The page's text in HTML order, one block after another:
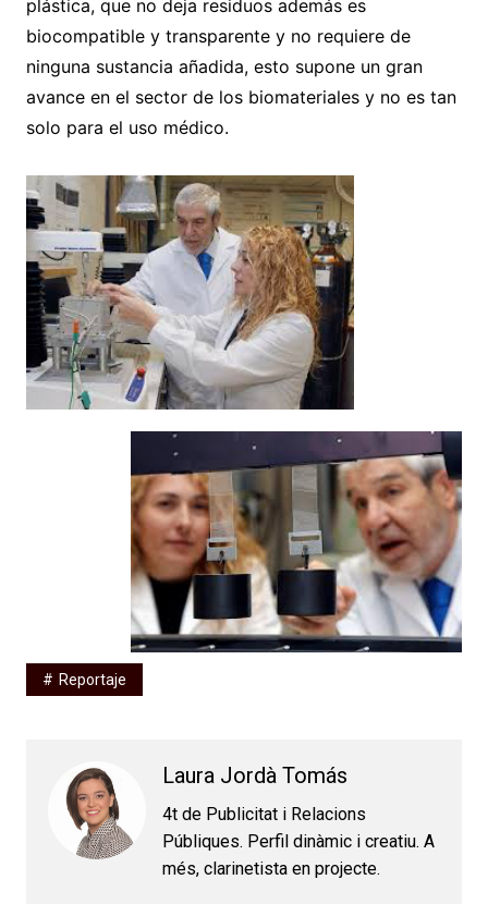
plástica, que no deja residuos además es
biocompatible y transparente y no requiere de
ninguna sustancia añadida, esto supone un gran
avance en el sector de los biomateriales y no es tan
solo para el uso médico.
Reportaje
Laura Jordà Tomás
4t de Publicitat i Relacions
Públiques. Perfil dinàmic i creatiu. A
més, clarinetista en projecte.